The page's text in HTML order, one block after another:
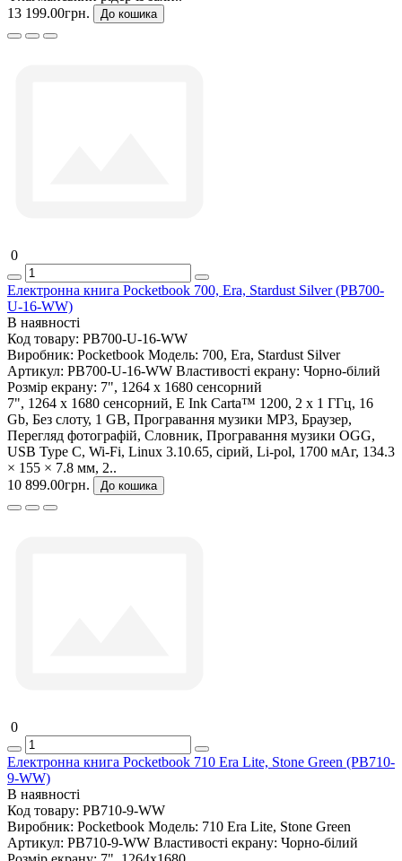
13 199.00грн.
До кошика
0
Електронна книга Pocketbook 700, Era, Stardust Silver (PB700-
U-16-WW)
В наявності
Код товару: PB700-U-16-WW
Виробник: Pocketbook Модель: 700, Era, Stardust Silver
Артикул: PB700-U-16-WW Властивості екрану: Чорно-білий
Розмір екрану: 7", 1264 x 1680 сенсорний
7", 1264 x 1680 сенсорний, E Ink Carta™ 1200, 2 x 1 ГГц, 16
Gb, Без слоту, 1 GB, Програвання музики MP3, Браузер,
Перегляд фотографій, Словник, Програвання музики OGG,
USB Type C, Wi-Fi, Linux 3.10.65, сірий, Li-pol, 1700 мАг, 134.3
× 155 × 7.8 мм, 2..
10 899.00грн.
До кошика
0
Електронна книга Pocketbook 710 Era Lite, Stone Green (PB710-
9-WW)
В наявності
Код товару: PB710-9-WW
Виробник: Pocketbook Модель: 710 Era Lite, Stone Green
Артикул: PB710-9-WW Властивості екрану: Чорно-білий